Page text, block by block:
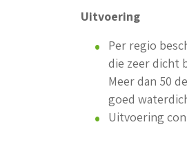
Uitvoering
Per regio
die zeer dicht
Meer dan 50
goed
Uitvoering